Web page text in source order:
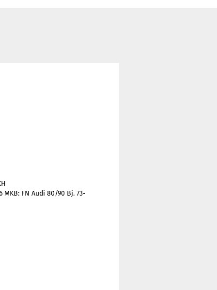
MKB: FN Audi 80/90 Bj. 73-